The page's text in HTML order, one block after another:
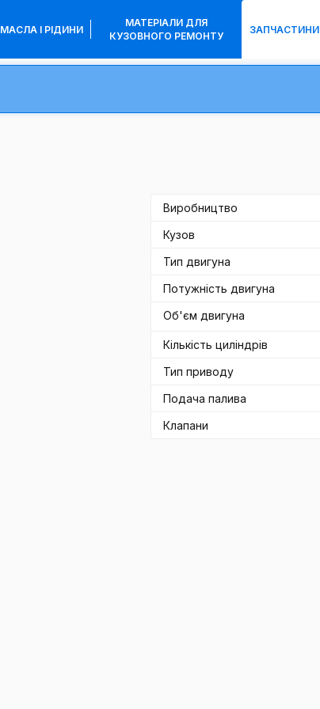
МАСЛА І РІДИНИ
МАТЕРІАЛИ ДЛЯ
КУЗОВНОГО РЕМОНТУ
ЗАПЧАСТИНИ
Виробництво
Кузов
Тип двигуна
Потужність двигуна
Об'єм двигуна
Кількість циліндрів
Тип приводу
Подача палива
Клапани